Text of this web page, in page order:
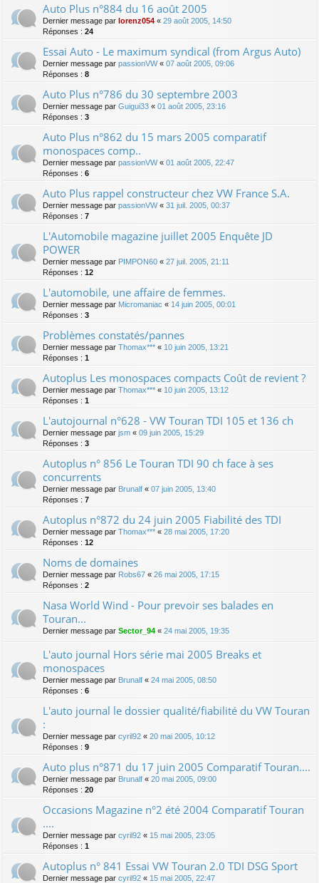
Auto Plus n°884 du 16 août 2005
Dernier message par lorenz054 « 29 août 2005, 14:50
Réponses : 24
Essai Auto - Le maximum syndical (from Argus Auto)
Dernier message par passionVW« 07 août 2005, 09:06
Réponses : 8
Auto Plus n°786 du 30 septembre 2003
Dernier message par Guigui33 « 01 août 2005, 23:16
Réponses : 3
Auto Plus n°862 du 15 mars 2005 comparatif
monospaces comp..
Dernier message par passionVW« 01 août 2005, 22:47
Réponses : 6
Auto Plus rappel constructeur chez VW France S.A.
Dernier message par passionVW« 31 juil. 2005, 00:37
Réponses : 7
L'Automobile magazine juillet 2005 Enquête JD
POWER
Dernier message par PIMPON60 « 27 juil. 2005, 21:11
Réponses : 12
L'automobile, une affaire de femmes.
Dernier message par Micromaniac « 14 juin 2005, 00:01
Réponses : 3
Problèmes constatés/pannes
Dernier message par Thomax*** « 10 juin 2005, 13:21
Réponses : 1
Autoplus Les monospaces compacts Coût de revient ?
Dernier message par Thomax*** « 10 juin 2005, 13:12
Réponses : 1
L'autojournal n°628 - VW Touran TDI 105 et 136 ch
Dernier message par jsm « 09 juin 2005, 15:29
Réponses : 3
Autoplus n° 856 Le Touran TDI 90 ch face à ses
concurrents
Dernier message par Brunalf « 07 juin 2005, 13:40
Réponses : 7
Autoplus n°872 du 24 juin 2005 Fiabilité des TDI
Dernier message par Thomax*** « 28 mai 2005, 17:20
Réponses : 12
Noms de domaines
Dernier message par Robs67 « 26 mai 2005, 17:15
Réponses : 2
Nasa World Wind - Pour prevoir ses balades en
Touran...
Dernier message par Sector_94 « 24 mai 2005, 19:35
L'auto journal Hors série mai 2005 Breaks et
monospaces
Dernier message par Brunalf « 24 mai 2005, 08:50
Réponses : 6
L'auto journal le dossier qualité/fiabilité du VW Touran
:
Dernier message par cyril92 « 20 mai 2005, 10:12
Réponses : 9
Auto plus n°871 du 17 juin 2005 Comparatif Touran....
Dernier message par Brunalf « 20 mai 2005, 09:00
Réponses : 20
Occasions Magazine n°2 été 2004 Comparatif Touran
....
Dernier message par cyril92 « 15 mai 2005, 23:05
Réponses : 1
Autoplus n° 841 Essai VW Touran 2.0 TDI DSG Sport
Dernier message par cyril92 « 15 mai 2005, 22:47